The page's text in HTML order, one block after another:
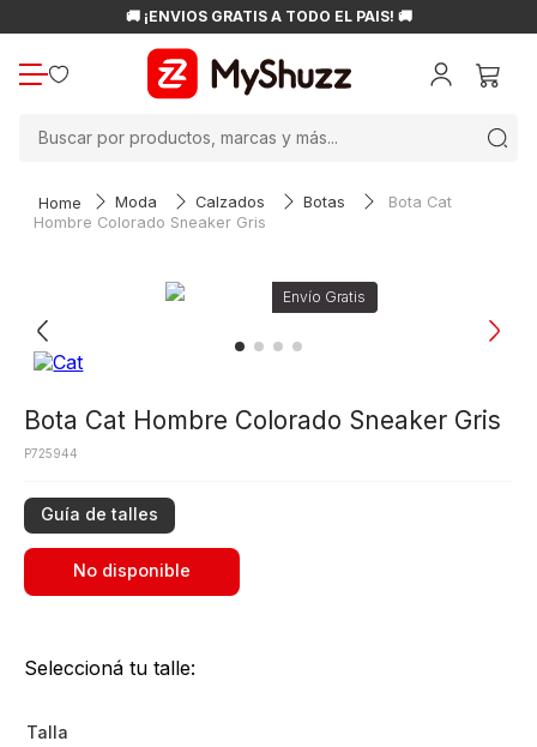
🚚 ¡ENVÍOS GRATIS A TODO EL PAÍS! 🚚
Moda Calzados Botas
Bota Cat
Hombre Colorado Sneaker Gris
Bota Cat Hombre Colorado Sneaker Gris
P725944
Guía de talles
No disponible
Seleccioná tu talle:
Talla